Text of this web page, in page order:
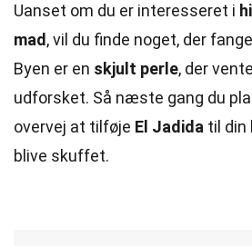
Uanset om du er interesseret i
mad , vil du finde noget, der
Byen er en skjult perle, der
udforsket. Så næste gang du
overvej at tilføje El Jadida til din
blive skuffet.